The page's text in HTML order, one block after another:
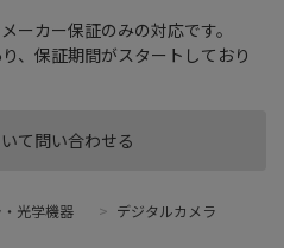
て問い合わせる
ーカー保証のみの対応です。
、保証期間がスタートしており
光学機器 > デジタルカメラ